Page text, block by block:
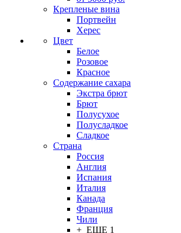
Крепленые вина
Портвейн
Херес
Цвет
Белое
Розовое
Красное
Содержание сахара
Экстра брют
Брют
Полусухое
Полусладкое
Сладкое
Страна
Россия
Англия
Испания
Италия
Канада
Франция
Чили
+ ЕЩЕ 1